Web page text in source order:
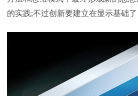
的实践;不过创新要建立在显示基础了